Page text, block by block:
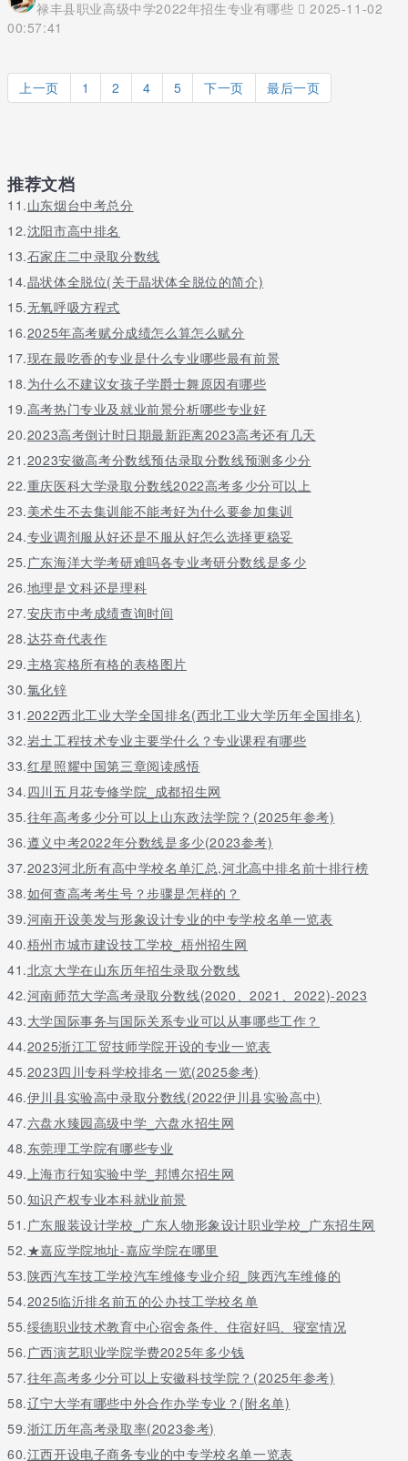
禄丰县职业高级中学2022年招生专业有哪些
2025-11-02
00:57:41
上一页 1 2 4 5 下一页 最后一页
推荐文档
11.山东烟台中考总分
12.沈阳市高中排名
13.石家庄二中录取分数线
14.晶状体全脱位(关于晶状体全脱位的简介)
15.无氧呼吸方程式
16.2025年高考赋分成绩怎么算怎么赋分
17.现在最吃香的专业是什么专业哪些最有前景
18.为什么不建议女孩子学爵士舞原因有哪些
19.高考热门专业及就业前景分析哪些专业好
20.2023高考倒计时日期最新距离2023高考还有几天
21.2023安徽高考分数线预估录取分数线预测多少分
22.重庆医科大学录取分数线2022高考多少分可以上
23.美术生不去集训能不能考好为什么要参加集训
24.专业调剂服从好还是不服从好怎么选择更稳妥
25.广东海洋大学考研难吗各专业考研分数线是多少
26.地理是文科还是理科
27.安庆市中考成绩查询时间
28.达芬奇代表作
29.主格宾格所有格的表格图片
30.氯化锌
31.2022西北工业大学全国排名(西北工业大学历年全国排名)
32.岩土工程技术专业主要学什么？专业课程有哪些
33.红星照耀中国第三章阅读感悟
34.四川五月花专修学院_成都招生网
35.往年高考多少分可以上山东政法学院？(2025年参考)
36.遵义中考2022年分数线是多少(2023参考)
37.2023河北所有高中学校名单汇总,河北高中排名前十排行榜
38.如何查高考考生号？步骤是怎样的？
39.河南开设美发与形象设计专业的中专学校名单一览表
40.梧州市城市建设技工学校_梧州招生网
41.北京大学在山东历年招生录取分数线
42.河南师范大学高考录取分数线(2020、2021、2022)-2023
43.大学国际事务与国际关系专业可以从事哪些工作？
44.2025浙江工贸技师学院开设的专业一览表
45.2023四川专科学校排名一览(2025参考)
46.伊川县实验高中录取分数线(2022伊川县实验高中)
47.六盘水臻园高级中学_六盘水招生网
48.东莞理工学院有哪些专业
49.上海市行知实验中学_邦博尔招生网
50.知识产权专业本科就业前景
51.广东服装设计学校_广东人物形象设计职业学校_广东招生网
52.★嘉应学院地址-嘉应学院在哪里
53.陕西汽车技工学校汽车维修专业介绍_陕西汽车维修的
54.2025临沂排名前五的公办技工学校名单
55.绥德职业技术教育中心宿舍条件、住宿好吗、寝室情况
56.广西演艺职业学院学费2025年多少钱
57.往年高考多少分可以上安徽科技学院？(2025年参考)
58.辽宁大学有哪些中外合作办学专业？(附名单)
59.浙江历年高考录取率(2023参考)
60.江西开设电子商务专业的中专学校名单一览表